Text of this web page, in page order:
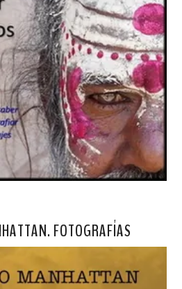
FOTOGRAFÍAS